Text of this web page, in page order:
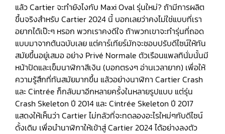
แล้ว Cartier จะทำยังไงกับ Maxi Oval รุ่นใหม่? ถ้ามีการผลิต
ขึ้นจริงสำหรับ Cartier 2024 นี้ บอกเลยว่าคงไม่ใช่แบบที่เรา
อยากได้เป๊ะๆ หรอก พวกเราคงดีใจ ถ้าพวกเขาจะทำรุ่นที่ถอด
แบบมาจากต้นฉบับเลย แต่คาร์เทียร์มักจะชอบปรับดีไซน์ให้ทัน
สมัยขึ้นอยู่เสมอ อย่าง Privé Normale ตัวเรือนแพลทินั่มนั้นมี
หน้าปัดและเข็มนาฬิกาสีเงิน (บอกตรงๆ อ่านเวลายาก) เพื่อให้
ความรู้สึกที่ทันสมัยมากขึ้น แล้วอย่างนาฬิกา Cartier Crash
และ Cintrée ก็กลับมาอีกหลายครั้งในหลายรูปแบบ แต่รุ่น
Crash Skeleton ปี 2014 และ Cintrée Skeleton ปี 2017
แสดงให้เห็นว่า Cartier ไม่กลัวที่จะทดลองอะไรใหม่ๆกับดีไซน์
ดั้งเดิม เพื่อนำนาฬิกาให้เข้าสู่ Cartier 2024 ได้อย่างลงตัว